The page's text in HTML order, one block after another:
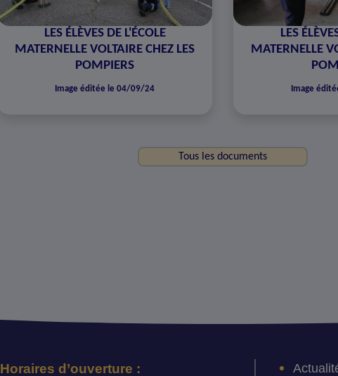
LES ÉLÈVES DE L'ÉCOLE
MATERNELLE VOLTAIRE CHEZ LES
POMPIERS
Image éditée le 04/09/24
LES
MATERNELLE
Image
Tous les documents
Horaires d’ouverture :